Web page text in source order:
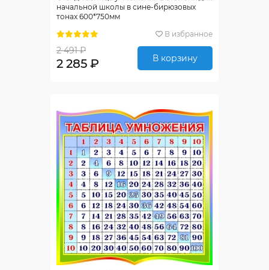
начальной школы в сине-бирюзовых
тонах 600*750мм
В избранное
2 491 ₽
2 285 ₽ В корзину